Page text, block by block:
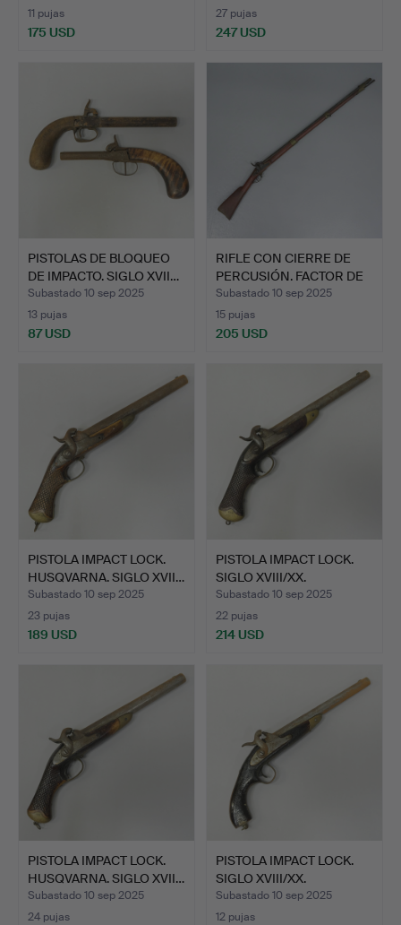
11 pujas
175 USD
27 pujas
247 USD
PISTOLAS DE BLOQUEO
DE IMPACTO. SIGLO XVII…
Subastado 10 sep 2025
13 pujas
87 USD
RIFLE CON CIERRE DE
PERCUSIÓN. FACTOR DE
F…
Subastado 10 sep 2025
15 pujas
205 USD
PISTOLA IMPACT LOCK.
HUSQVARNA. SIGLO XVII…
Subastado 10 sep 2025
23 pujas
189 USD
PISTOLA IMPACT LOCK.
SIGLO XVIII/XX.
Subastado 10 sep 2025
22 pujas
214 USD
PISTOLA IMPACT LOCK.
HUSQVARNA. SIGLO XVII…
Subastado 10 sep 2025
24 pujas
PISTOLA IMPACT LOCK.
SIGLO XVIII/XX.
Subastado 10 sep 2025
12 pujas